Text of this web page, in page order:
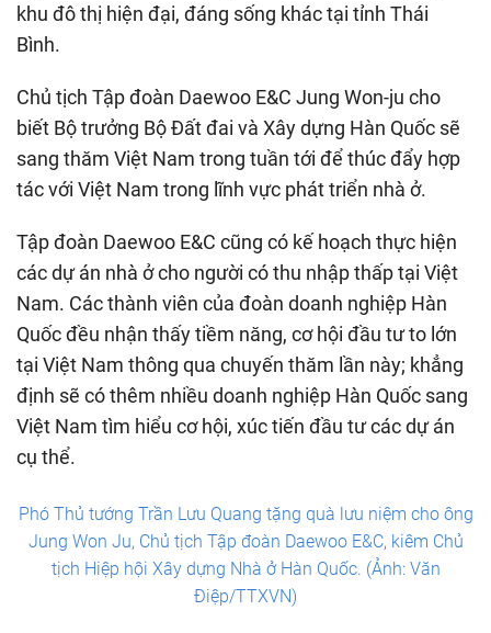
khu đô thị hiện đại, đáng sống khác tại tỉnh Thái
Bình.
Chủ tịch Tập đoàn Daewoo E&C Jung Won-ju cho
biết Bộ trưởng Bộ Đất đai và Xây dựng Hàn Quốc sẽ
sang thăm Việt Nam trong tuần tới để thúc đẩy hợp
tác với Việt Nam trong lĩnh vực phát triển nhà ở.
Tập đoàn Daewoo E&C cũng có kế hoạch thực hiện
các dự án nhà ở cho người có thu nhập thấp tại Việt
Nam. Các thành viên của đoàn doanh nghiệp Hàn
Quốc đều nhận thấy tiềm năng, cơ hội đầu tư to lớn
tại Việt Nam thông qua chuyến thăm lần này; khẳng
định sẽ có thêm nhiều doanh nghiệp Hàn Quốc sang
Việt Nam tìm hiểu cơ hội, xúc tiến đầu tư các dự án
cụ thể.
Phó Thủ tướng Trần Lưu Quang tặng quà lưu niệm cho ông
Jung Won Ju, Chủ tịch Tập đoàn Daewoo E&C, kiêm Chủ
tịch Hiệp hội Xây dựng Nhà ở Hàn Quốc. (Ảnh: Văn
Điệp/TTXVN)